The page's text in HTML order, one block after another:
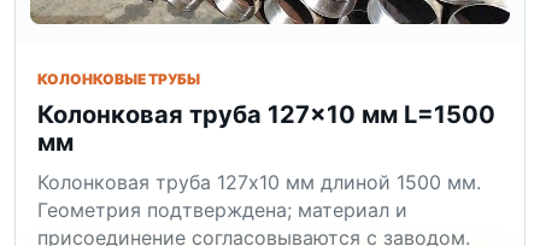
КОЛОНКОВЫЕ ТРУБЫ
Колонковая труба 127×10 мм L=1500
мм
Колонковая труба 127x10 мм длиной 1500 мм.
Геометрия подтверждена; материал и
присоединение согласовываются с заводом.